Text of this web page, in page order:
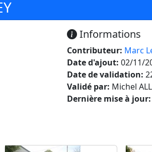
Informations
Contributeur: Marc
Date d'ajout: 02/11/
Date de validation:
Validé par: Michel
Dernière mise à jour: